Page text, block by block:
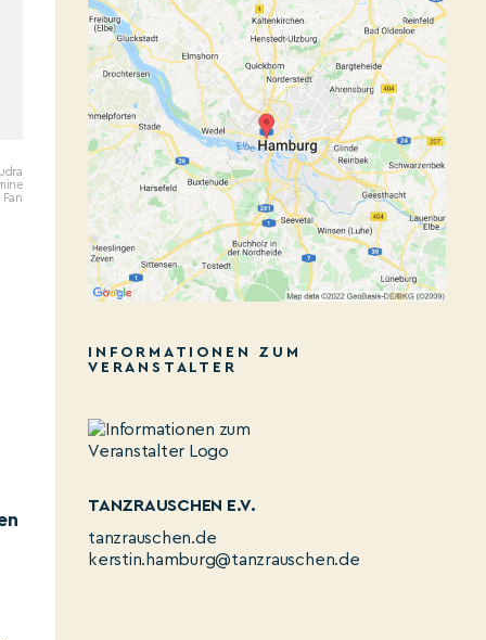
Fan
INFORMATIONEN ZUM
VERANSTALTER
TANZRAUSCHEN E.V.
tanzrauschen.de
kerstin.hamburg@tanzrauschen.de